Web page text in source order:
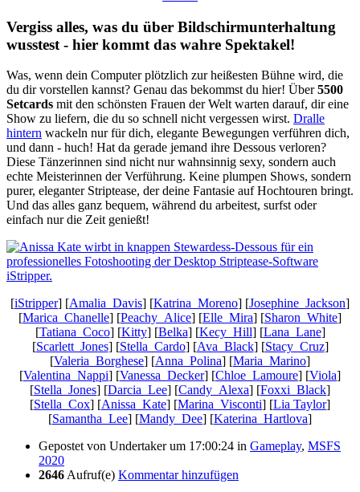
Vergiss alles, was du über Bildschirmunterhaltung
wusstest - hier kommt das wahre Spektakel!
Was, wenn dein Computer plötzlich zur heißesten Bühne wird, die
du dir vorstellen kannst? Genau das bekommst du hier! Über5500
Setcards mit den schönsten Frauen der Welt warten darauf, dir eine
Show zu liefern, die du so schnell nicht vergessen wirst. Dralle
hintern wackeln nur für dich, elegante Bewegungen verführen dich,
und dann - huch! Hat da gerade jemand ihre Dessous verloren?
Diese Tänzerinnen sind nicht nur wahnsinnig sexy, sondern auch
echte Meisterinnen der Verführung. Keine plumpen Shows, sondern
purer, eleganter Striptease, der deine Fantasie auf Hochtouren bringt.
Und das alles ganz bequem, während du arbeitest, surfst oder
einfach nur die Zeit genießt!
[iStripper] [Amalia_Davis] [Katrina_Moreno] [Josephine_Jackson]
[Marica_Chanelle] [Peachy_Alice] [Elle_Mira] [Sharon_White]
[Tatiana_Coco] [Kitty] [Belka] [Kecy_Hill] [Lana_Lane]
[Scarlett_Jones] [Stella_Cardo] [Ava_Black] [Stacy_Cruz]
[Valeria_Borghese] [Anna_Polina] [Maria_Marino]
[Valentina_Nappi] [Vanessa_Decker] [Chloe_Lamoure] [Viola]
[Stella_Jones] [Darcia_Lee] [Candy_Alexa] [Foxxi_Black]
[Stella_Cox] [Anissa_Kate] [Marina_Visconti] [Lia Taylor]
[Samantha_Lee] [Mandy_Dee] [Katerina_Hartlova]
Gepostet von Undertakerum 17:00:24 in Gameplay, MSFS
2020
2646Aufruf(e) Kommentar hinzufügen